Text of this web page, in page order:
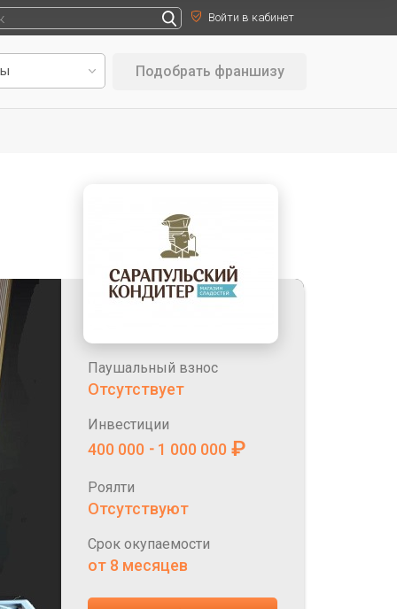
Войти в кабинет
Подобрать франшизу
Паушальный взнос
Отсутствует
Инвестиции
400 000 - 1 000 000 ₽
Роялти
Отсутствуют
Срок окупаемости
от 8 месяцев